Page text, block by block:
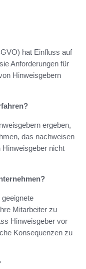
hat Einfluss auf
Anforderungen für
Hinweisgebern
ergeben,
das nachweisen
nicht
Mitarbeiter zu
Hinweisgeber vor
Konsequenzen zu